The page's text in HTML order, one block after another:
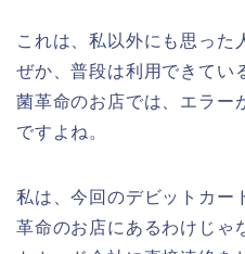
これは、私以外にも思った
ぜか、普段は利用できてい
菌革命のお店では、エラー
ですよね。
私は、今回のデビットカー
革命のお店にあるわけじゃ